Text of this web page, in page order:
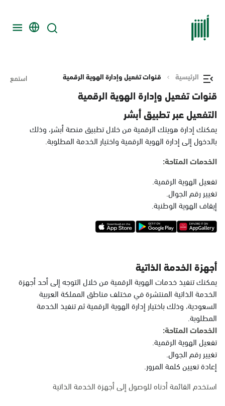
الرئيسية قنوات تفعيل وإدارة الهوية الرقمية استمع
قنوات تفعيل وإدارة الهوية الرقمية
التفعيل عبر تطبيق أبشر
يمكنك إدارة هويتك الرقمية من خلال تطبيق منصة أبشر، وذلك
بالدخول إلى إدارة الهوية الرقمية واختيار الخدمة المطلوبة.
الخدمات المتاحة:
تفعيل الهوية الرقمية.
تغيير رقم الجوال.
إيقاف الهوية الوطنية.
أجهزة الخدمة الذاتية
يمكنك تنفيذ خدمات الهوية الرقمية من خلال التوجه إلى أحد أجهزة
الخدمة الذاتية المنتشرة في مختلف مناطق المملكة العربية
السعودية، وذلك باختيار إدارة الهوية الرقمية ثم تنفيذ الخدمة
المطلوبة.
الخدمات المتاحة:
تفعيل الهوية الرقمية.
تغيير رقم الجوال.
إعادة تعيين كلمة المرور.
استخدم القائمة أدناه للوصول إلى أجهزة الخدمة الذاتية